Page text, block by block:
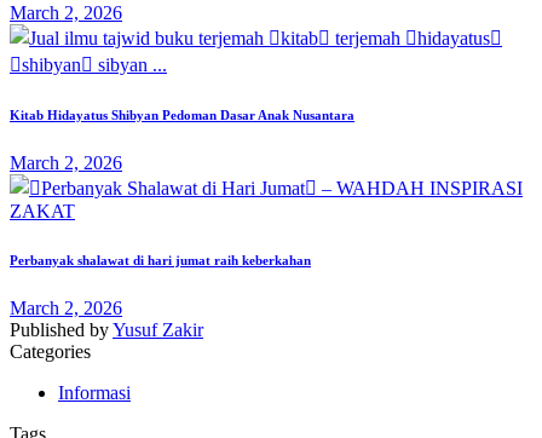
March 2, 2026
Kitab Hidayatus Shibyan Pedoman Dasar Anak Nusantara
March 2, 2026
Perbanyak shalawat di hari jumat raih keberkahan
March 2, 2026
Published byYusuf Zakir
Categories
Informasi
Tags